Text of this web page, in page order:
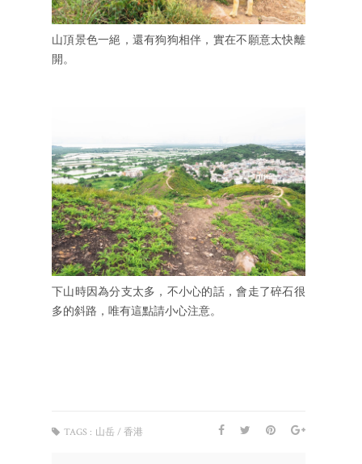
山頂景色一絕，還有狗狗相伴，實在不願意太快離
開。
下山時因為分支太多，不小心的話，會走了碎石很
多的斜路，唯有這點請小心注意。
TAGS : 山岳 / 香港